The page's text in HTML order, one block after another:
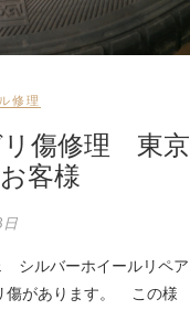
修理
リ傷修理 東京
客様
シルバーホイールリペア
傷があります。 この様